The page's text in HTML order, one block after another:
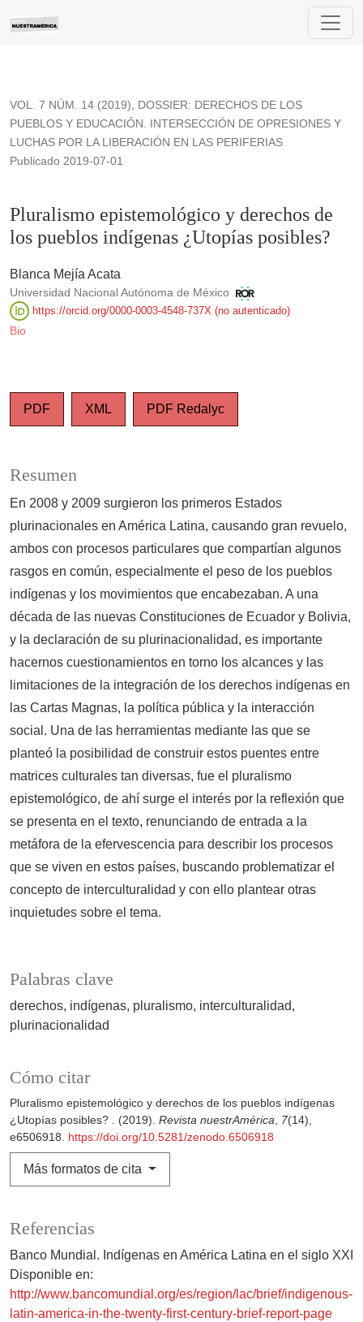
Pluralismo epistemológico y derechos de los pueblos
VOL. 7 NÚM. 14 (2019), DOSSIER: DERECHOS DE LOS
PUEBLOS Y EDUCACIÓN. INTERSECCIÓN DE OPRESIONES Y
LUCHAS POR LA LIBERACIÓN EN LAS PERIFERIAS
Pluralismo epistemológico y derechos de
los pueblos indígenas ¿Utopías posibles?
Publicado 2019-07-01
Blanca Mejía Acata
Universidad Nacional Autónoma de México
https://orcid.org/0000-0003-4548-737X (no autenticado)
Bio
PDF XML PDF Redalyc
Palabras clave
derechos indígenas pluralismo interculturalidad
plurinacionalidad
Cómo citar
Pluralismo epistemológico y derechos de los pueblos indígenas
¿Utopías posibles? . (2019). Revista nuestrAmérica, 7(14),
e6506918. https://doi.org/10.5281/zenodo.6506918
Más formatos de cita
Resumen
En 2008 y 2009 surgieron los primeros Estados
plurinacionales en América Latina, causando gran revuelo,
ambos con procesos particulares que compartían algunos
rasgos en común, especialmente el peso de los pueblos
indígenas y los movimientos que encabezaban. A una
década de las nuevas Constituciones de Ecuador y Bolivia,
y la declaración de su plurinacionalidad, es importante
hacernos cuestionamientos en torno los alcances y las
limitaciones de la integración de los derechos indígenas en
las Cartas Magnas, la política pública y la interacción
social. Una de las herramientas mediante las que se
planteó la posibilidad de construir estos puentes entre
matrices culturales tan diversas, fue el pluralismo
epistemológico, de ahí surge el interés por la reflexión que
se presenta en el texto, renunciando de entrada a la
metáfora de la efervescencia para describir los procesos
que se viven en estos países, buscando problematizar el
concepto de interculturalidad y con ello plantear otras
inquietudes sobre el tema.
Referencias
Banco Mundial. Indígenas en América Latina en el siglo XXI
Disponible en:
http://www.bancomundial.org/es/region/lac/brief/indigenous-
latin-america-in-the-twenty-first-century-brief-report-page